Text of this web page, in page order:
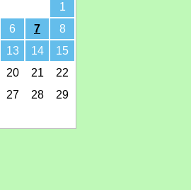
1
6 7
8
13 14
15
20 21
22
27 28
29